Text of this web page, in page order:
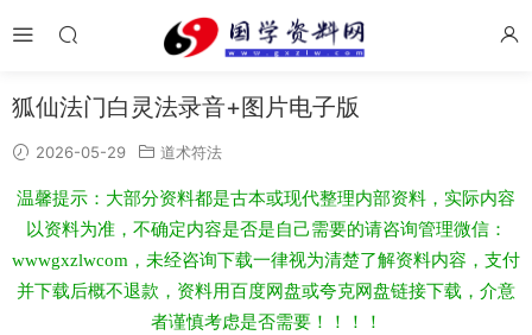
狐仙法门白灵法录音+图片电子版
2026-05-29 道术符法
温馨提示：大部分资料都是古本或现代整理内部资料，实际内容
以资料为准，不确定内容是否是自己需要的请咨询管理微信：
wwwgxzlwcom，未经咨询下载一律视为清楚了解资料内容，支付
并下载后概不退款，资料用百度网盘或夸克网盘链接下载，介意
者谨慎考虑是否需要！！！！